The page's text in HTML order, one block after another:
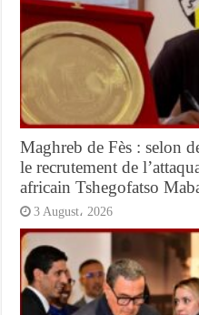
Maghreb de Fès : selon
le recrutement de
africain Tshegofatso
3 August، 2026